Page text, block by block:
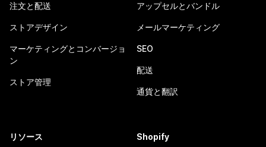
注文と配送
ストアデザイン
マーケティングとコンバージョ
ン
ストア管理
アップセルとバンドル
メールマーケティング
SEO
配送
通貨と翻訳
リソース Shopify